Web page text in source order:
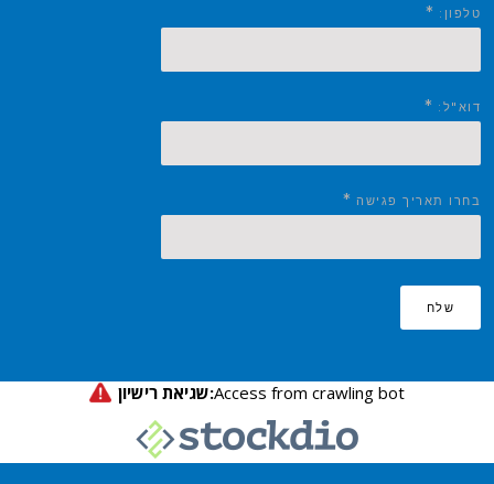
טלפון: *
דוא"ל: *
בחרו תאריך פגישה *
שלח